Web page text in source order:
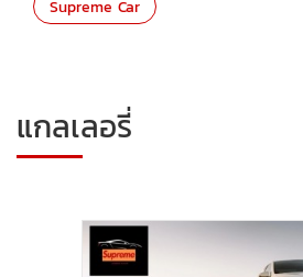
Supreme Car
แกลเลอรี่